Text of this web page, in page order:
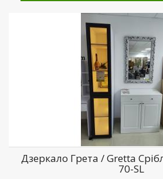
Дзеркало Грета / Gretta
70-SL